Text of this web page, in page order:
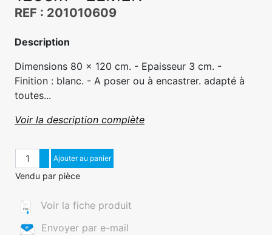
REF : 201010609
Description
Dimensions 80 x 120 cm. - Epaisseur 3 cm. -
Finition : blanc. - A poser ou à encastrer. adapté à
toutes...
Voir la description complète
QuantitéAugmenter quantité
Diminuer quantité
Ajouter au panier
Vendu par pièce
Voir la fiche produit
Envoyer par e-mail